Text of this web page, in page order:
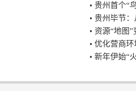
• 贵州首个“
• 贵州毕节
• 资源“地图
• 优化营商环
• 新年伊始“